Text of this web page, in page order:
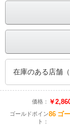
在庫のある店舗（
価格： ￥
ゴールドポイン
ト：
86 ゴ